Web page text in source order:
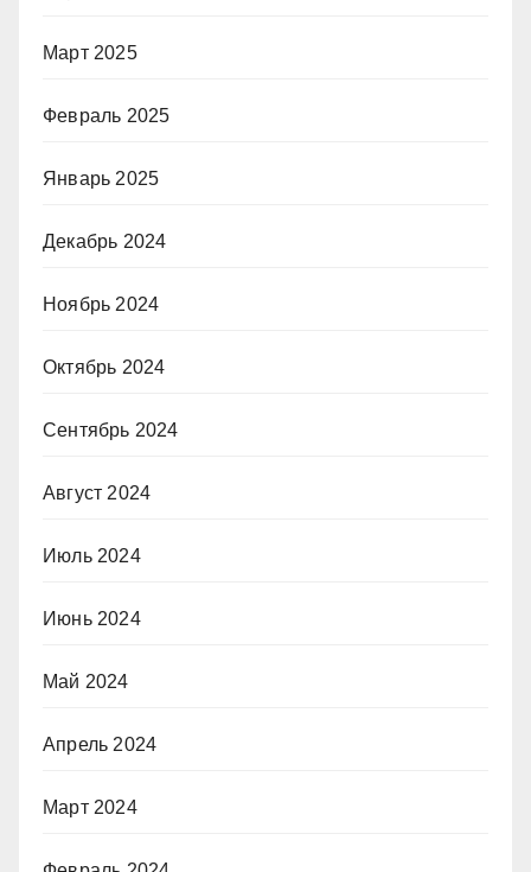
Март 2025
Февраль 2025
Январь 2025
Декабрь 2024
Ноябрь 2024
Октябрь 2024
Сентябрь 2024
Август 2024
Июль 2024
Июнь 2024
Май 2024
Апрель 2024
Март 2024